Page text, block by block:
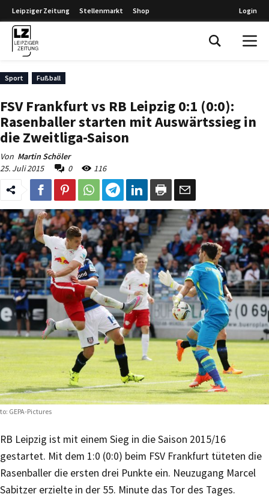
Leipziger Zeitung Stellenmarkt Shop Login
Sport Fußball
FSV Frankfurt vs RB Leipzig 0:1 (0:0):
Rasenballer starten mit Auswärtssieg in
die Zweitliga-Saison
Von Martin Schöler
25. Juli 2015
0 116
GEPA-Pictures
RB Leipzig ist mit einem Sieg in die Saison 2015/16
gestartet. Mit dem 1:0 (0:0) beim FSV Frankfurt tüteten die
Rasenballer die ersten drei Punkte ein. Neuzugang Marcel
Sabitzer erzielte in der 55. Minute das Tor des Tages.